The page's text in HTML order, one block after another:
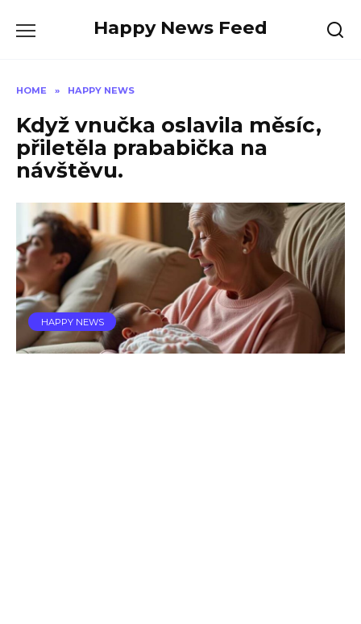
Happy News Feed
HOME » HAPPY NEWS
Když vnučka oslavila měsíc,
přiletěla prababička na
návštěvu.
HAPPY NEWS